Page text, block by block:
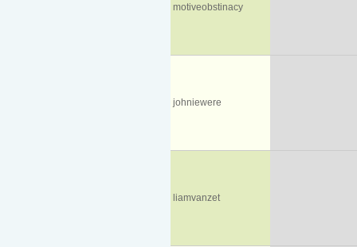
motiveobstinacy
johniewere
liamvanzet